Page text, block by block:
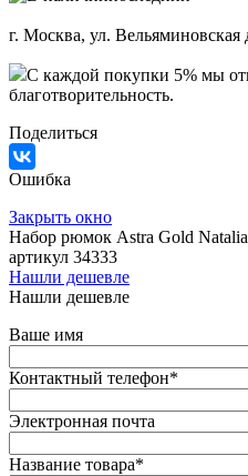
г. Москва, ул. Вельяминовская
C каждой покупки 5% мы
благотворительность.
Поделиться
Ошибка
Закрыть окно
Набор рюмок Astra Gold
артикул 34333
Нашли дешевле
Нашли дешевле
Ваше имя
Контактный телефон*
Электронная почта
Название товара*